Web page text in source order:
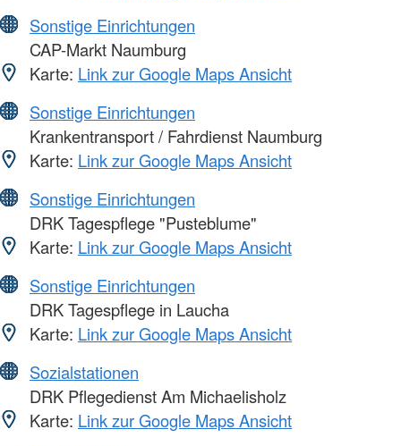
Sonstige Einrichtungen
CAP-Markt Naumburg
Karte: Link zur Google Maps Ansicht
Sonstige Einrichtungen
Krankentransport / Fahrdienst Naumburg
Karte: Link zur Google Maps Ansicht
Sonstige Einrichtungen
DRK Tagespflege "Pusteblume"
Karte: Link zur Google Maps Ansicht
Sonstige Einrichtungen
DRK Tagespflege in Laucha
Karte: Link zur Google Maps Ansicht
Sozialstationen
DRK Pflegedienst Am Michaelisholz
Karte: Link zur Google Maps Ansicht